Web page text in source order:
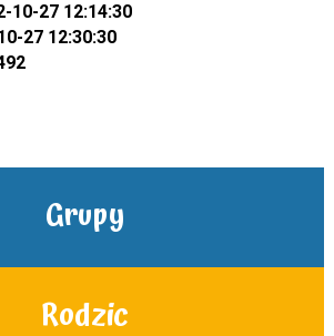
10-27 12:14:30
27 12:30:30
Grupy
Rodzic